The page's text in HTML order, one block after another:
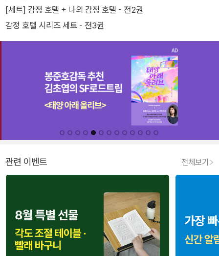
[세트] 감정 호텔 + 나의 감정 호텔 - 전2권
감정 호텔 시리즈 세트 - 전3권
관련 이벤트 전체보기